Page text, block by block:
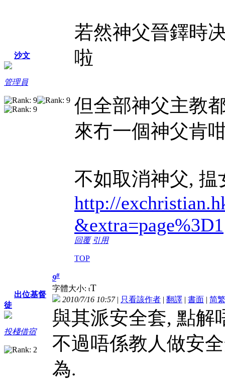
沙文
管理員
若然神父晉鐸時
啦
但全部神父主教
來冇一個神父肯
不如取消神父,
http://
&extra=page%3D1
回覆 引用
TOP
出位基督
徒
投棧借宿
9#
字體大小: tT
2010/7/16 10:57| 只看該作者 | 翻譯 | 書面 | 简繁
與其派安全套, 點解
不過唔係教人做安
為.